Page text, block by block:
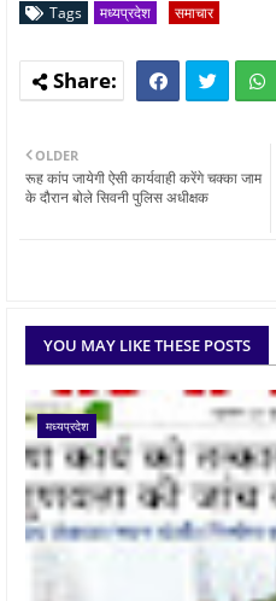
Tags मध्यप्रदेश समाचार
OLDER
रूह कांप जायेगी ऐसी कार्यवाही करेंगे चक्का जाम
के दौरान बोले सिवनी पुलिस अधीक्षक
YOU MAY LIKE THESE POSTS
मध्यप्रदेश